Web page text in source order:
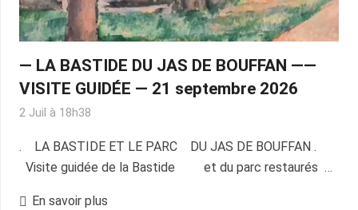
— LA BASTIDE DU JAS DE BOUFFAN ——
VISITE GUIDÉE — 21 septembre 2026
2 Juil à 18h38
. LA BASTIDE ET LE PARC DU JAS DE BOUFFAN .
Visite guidée de la Bastide et du parc restaurés …
En savoir plus